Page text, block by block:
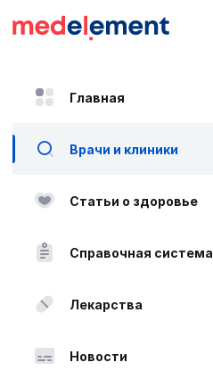
Главная
Врачи и клиники
Статьи о здоровье
Справочная система
Лекарства
Новости